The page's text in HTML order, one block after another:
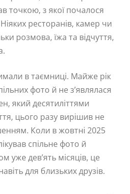
точкою, з якої почалося
ресторанів, камер чи
розмова, їжа та відчуття,
в таємниці. Майже рік
фото й не з’являлася
який десятиліттями
цього разу вирішив не
Коли в жовтні 2025
спільне фото й
уже дев’ять місяців, це
для близьких друзів.